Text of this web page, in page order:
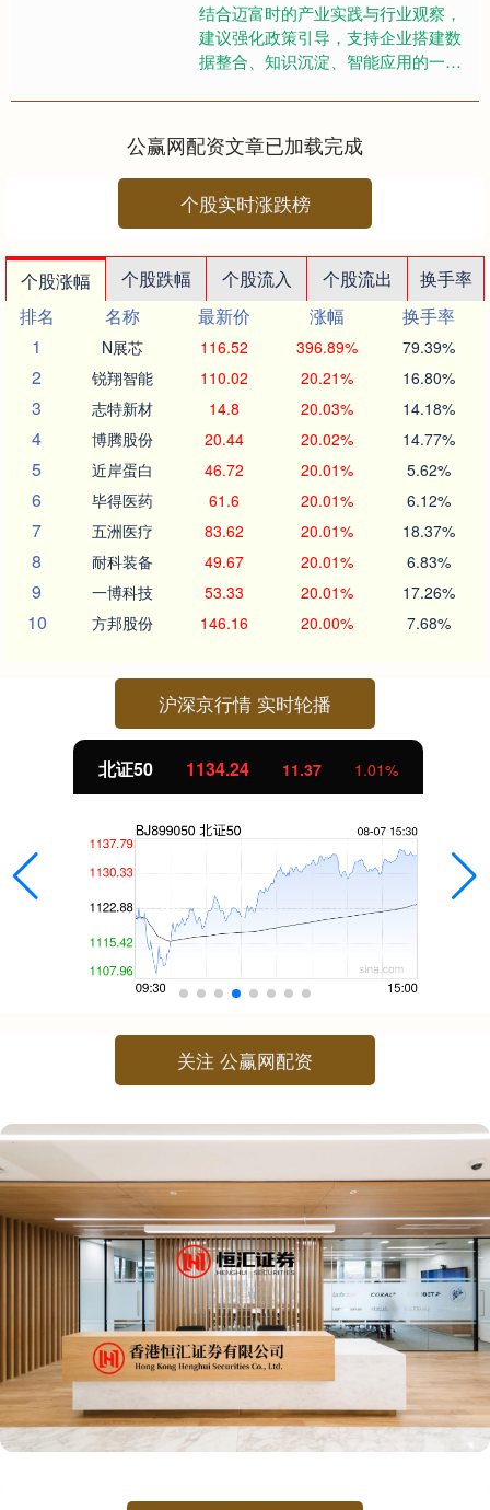
结合迈富时的产业实践与行业观察，
建议强化政策引导，支持企业搭建数
据整合、知识沉淀、智能应用的一体
准制定，帮助企业解决人工智能落....
公赢网配资文章已加载完成
个股实时涨跌榜
个股涨幅 个股跌幅 个股流入 个股流出
换手率
排名
名称 最新价 涨幅
换手率
1
N展芯 116.52 396.89% 79.39%
2 锐翔智能 110.02 20.21% 16.80%
3 志特新材 14.8 20.03% 14.18%
4 博腾股份 20.44 20.02% 14.77%
5 近岸蛋白 46.72 20.01% 5.62%
6 毕得医药 61.6 20.01% 6.12%
7 五洲医疗 83.62 20.01% 18.37%
8 耐科装备 49.67 20.01% 6.83%
9 一博科技 53.33 20.01% 17.26%
10 方邦股份 146.16 20.00% 7.68%
沪深京行情 实时轮播
北证50 1134.24 11.37 1.01%
关注 公赢网配资